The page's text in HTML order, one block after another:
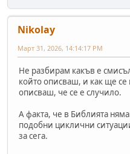
Nikolay
Март 31, 2026, 14:14:17 PM
Не разбирам какъв е
който описваш, и как ще се
описваш, че се е случило.
А факта, че в Библията
подобни циклични
за сега.